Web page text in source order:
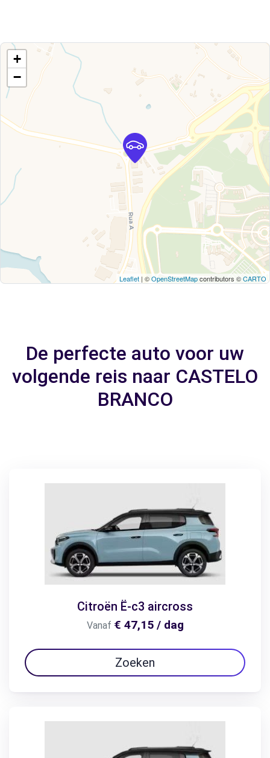
+
−
Leaflet | ©OpenStreetMapcontributors ©CARTO
De perfecte auto voor uw
volgende reis naar CASTELO
BRANCO
Citroën Ë-c3 aircross
Vanaf € 47,15 / dag
Zoeken